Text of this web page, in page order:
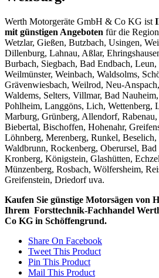
Werth Motorgeräte GmbH & Co KG ist
mit günstigen Angeboten für die
Wetzlar, Gießen, Butzbach, Usingen,
Dillenburg, Lahnau, Aßlar,
Burbach, Siegbach, Bad Endbach,
Weilmünster, Weinbach, Waldsolms,
Grävenwiesbach, Weilrod, Neu-
Waldems, Selters, Villmar, Bad
Pohlheim, Langgöns, Lich, Wettenberg,
Marburg, Grünberg, Allendorf,
Biebertal, Bischoffen, Hohenahr,
Löhnberg, Merenberg, Runkel,
Waldbrunn, Rockenberg, Oberursel,
Kronberg, Königstein, Glashütten,
Münzenberg, Rosbach, Wölfersheim,
Greifenstein, Driedorf uva.
Kaufen Sie günstige Motorsägen von
Ihrem Forsttechnik-Fachhandel
Co KG in Schöffengrund.
Share On Facebook
Tweet This Product
Pin This Product
Mail This Product